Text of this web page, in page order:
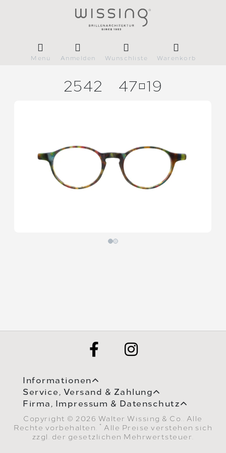
Menü Anmelden Wunschliste Warenkorb
2542 4719
Informationen
Service, Versand & Zahlung
Firma, Impressum & Datenschutz
Copyright © 2026 Walter Wissing & Co.. Alle
Rechte vorbehalten.
* Alle Preise verstehen sich
zzgl. der gesetzlichen Mehrwertsteuer.